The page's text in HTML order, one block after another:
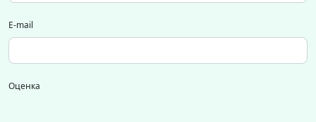
E-mail
Оценка